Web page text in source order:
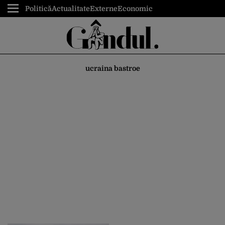
PoliticăActualitateExterneEconomic
ucraina bastroe